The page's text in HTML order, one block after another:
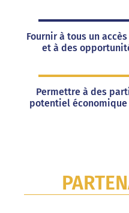
Fournir à tous un
et à des
Permettre à des
potentiel